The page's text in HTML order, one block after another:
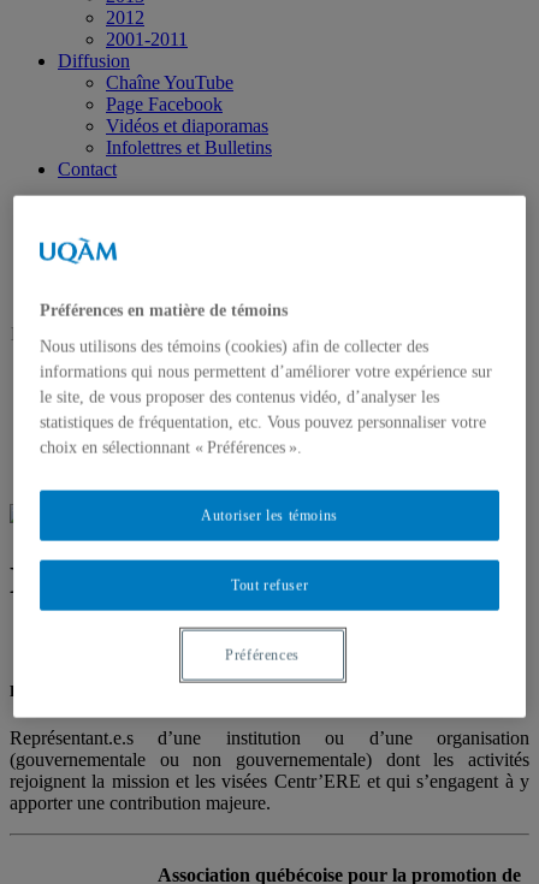
2012
2001-2011
Diffusion
Chaîne YouTube
Page Facebook
Vidéos et diaporamas
Infolettres et Bulletins
Contact
N
Membres partenaires
Partenaires majeurs
Représentant.e.s d’une institution ou d’une organisation
(gouvernementale ou non gouvernementale) dont les activités
rejoignent la mission et les visées Centr’ERE et qui s’engagent à y
apporter une contribution majeure.
Association québécoise pour la promotion de
Préférences en matière de témoins
Nous utilisons des témoins (cookies) afin de collecter des
informations qui nous permettent d’améliorer votre expérience sur
le site, de vous proposer des contenus vidéo, d’analyser les
statistiques de fréquentation, etc. Vous pouvez personnaliser votre
choix en sélectionnant « Préférences ».
Tout refuser
Autoriser les témoins
Préférences